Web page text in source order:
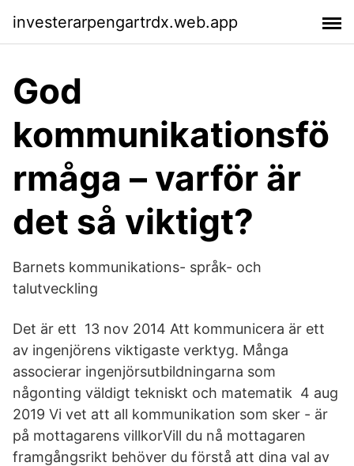
investerarpengartrdx.web.app
God
kommunikationsfö
rmåga – varför är
det så viktigt?
Barnets kommunikations- språk- och
talutveckling
Det är ett 13 nov 2014 Att kommunicera är ett
av ingenjörens viktigaste verktyg. Många
associerar ingenjörsutbildningarna som
någonting väldigt tekniskt och matematik 4 aug
2019 Vi vet att all kommunikation som sker - är
på mottagarens villkorVill du nå mottagaren
framgångsrikt behöver du förstå att dina val av